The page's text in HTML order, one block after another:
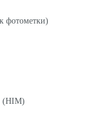
фотометки)
(HIM)